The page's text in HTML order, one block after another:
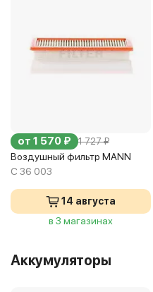
от 1 570 ₽ 1 727 ₽
Воздушный фильтр MANN
C 36 003
14 августа
в 3 магазинах
Аккумуляторы